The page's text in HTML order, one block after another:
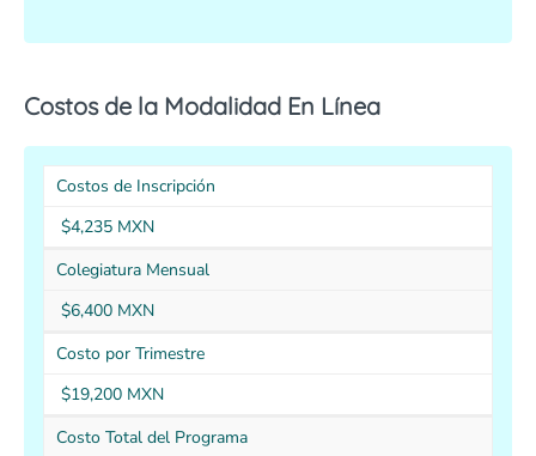
Costos de la Modalidad En Línea
Costos de Inscripción
$4,235 MXN
Colegiatura Mensual
$6,400 MXN
Costo por Trimestre
$19,200 MXN
Costo Total del Programa